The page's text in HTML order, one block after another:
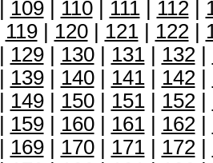
109| 110| 111| 112|
119| 120| 121| 122|
129| 130| 131| 132|
139| 140| 141| 142|
149| 150| 151| 152|
159| 160| 161| 162|
169| 170| 171| 172|